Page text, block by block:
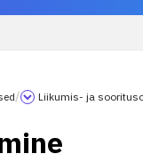
/ Liikumis- ja